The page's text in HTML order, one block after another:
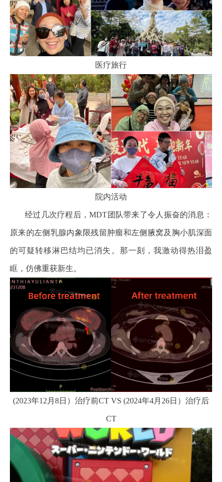
医疗旅行
院内活动
经过几次疗程后，MDT团队带来了令人振奋的消息：
原来的左侧乳腺内象限残留肿瘤和左侧腋窝及胸小肌深面
的可疑转移淋巴结均已消失。那一刻，我激动得热泪盈
眶，仿佛重获新生。
(2023年12月8日）治疗前CT VS (2024年4月26日）治疗后
CT